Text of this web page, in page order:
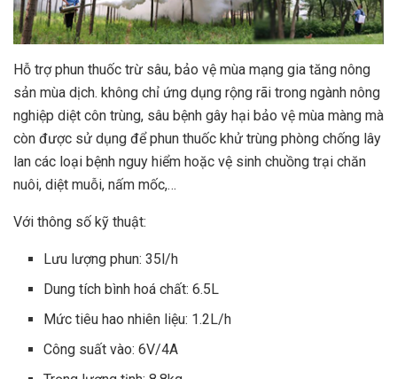
Hỗ trợ phun thuốc trừ sâu, bảo vệ mùa mạng gia tăng nông
sản mùa dịch. không chỉ ứng dụng rộng rãi trong ngành nông
nghiệp diệt côn trùng, sâu bệnh gây hại bảo vệ mùa màng mà
còn được sử dụng để phun thuốc khử trùng phòng chống lây
lan các loại bệnh nguy hiểm hoặc vệ sinh chuồng trại chăn
nuôi, diệt muỗi, nấm mốc,…
Với thông số kỹ thuật:
Lưu lượng phun: 35l/h
Dung tích bình hoá chất: 6.5L
Mức tiêu hao nhiên liệu: 1.2L/h
Công suất vào: 6V/4A